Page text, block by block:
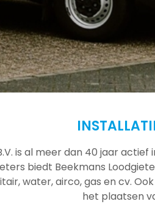
is al meer dan 40 jaar
biedt Beekmans
water, airco, gas en cv.
het plaatsen